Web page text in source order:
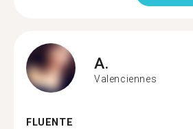
A.
Valenciennes
FLUENTE